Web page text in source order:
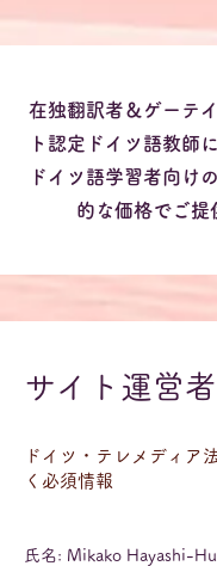
在独翻訳者＆ゲーテ
ト認定ドイツ語教師
ドイツ語学習者向け
的な価格でご提
サイト運営
ドイツ・テレメディア
く必須情報
氏名: Mikako Hayashi-